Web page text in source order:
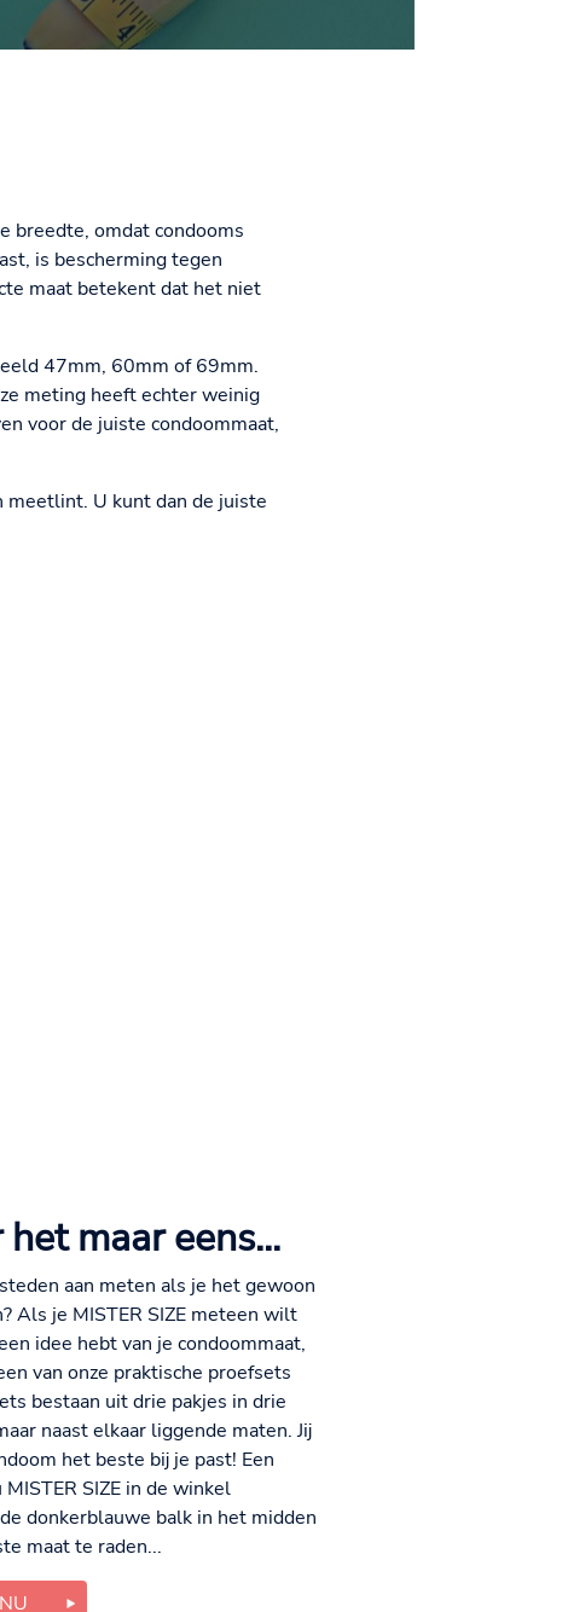
breedte, omdat condooms
is bescherming tegen
maat betekent dat het niet
47mm, 60mm of 69mm.
meting heeft echter weinig
voor de juiste condoommaat,
U kunt dan de juiste
maar eens...
aan meten als je het gewoon
Als je MISTER SIZE meteen wilt
idee hebt van je condoommaat,
van onze praktische proefsets
bestaan uit drie pakjes in drie
naast elkaar liggende maten. Jij
het beste bij je past! Een
SIZE in de winkel
donkerblauwe balk in het midden
maat te raden...